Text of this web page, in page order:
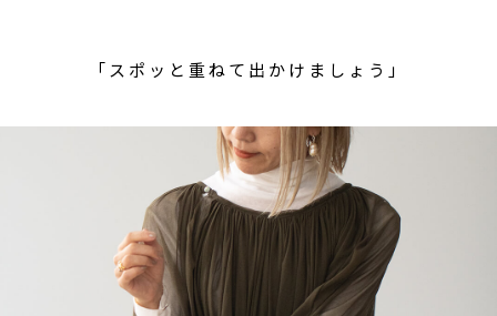
「スポッと重ねて出かけましょう」